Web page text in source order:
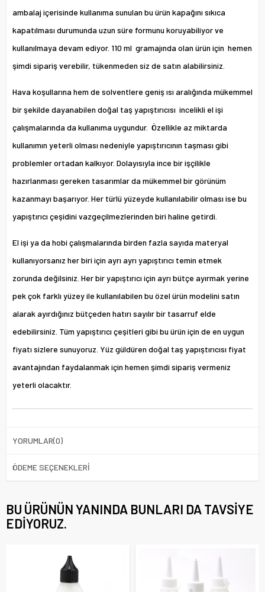
ambalaj içerisinde kullanıma sunulan bu ürün kapağını sıkıca
kapatılması durumunda uzun süre formunu koruyabiliyor ve
kullanılmaya devam ediyor. 110 ml gramajında olan ürün için hemen
şimdi sipariş verebilir, tükenmeden siz de satın alabilirsiniz.
Hava koşullarına hem de solventlere geniş ısı aralığında mükemmel
bir şekilde dayanabilen doğal taş yapıştırıcısı incelikli el işi
çalışmalarında da kullanıma uygundur. Özellikle az miktarda
kullanımın yeterli olması nedeniyle yapıştırıcının taşması gibi
problemler ortadan kalkıyor. Dolayısıyla ince bir işçilikle
hazırlanması gereken tasarımlar da mükemmel bir görünüm
kazanmayı başarıyor. Her türlü yüzeyde kullanılabilir olması ise bu
yapıştırıcı çeşidini vazgeçilmezlerinden biri haline getirdi.
El işi ya da hobi çalışmalarında birden fazla sayıda materyal
kullanıyorsanız her biri için ayrı ayrı yapıştırıcı temin etmek
zorunda değilsiniz. Her bir yapıştırıcı için ayrı bütçe ayırmak yerine
pek çok farklı yüzey ile kullanılabilen bu özel ürün modelini satın
alarak ayırdığınız bütçeden hatırı sayılır bir tasarruf elde
edebilirsiniz. Tüm yapıştırıcı çeşitleri gibi bu ürün için de en uygun
fiyatı sizlere sunuyoruz. Yüz güldüren doğal taş yapıştırıcısı fiyat
avantajından faydalanmak için hemen şimdi sipariş vermeniz
yeterli olacaktır.
YORUMLAR(0)
ÖDEME SEÇENEKLERI
BU ÜRÜNÜN YANINDA BUNLARI DA TAVSIYE
EDIYORUZ.